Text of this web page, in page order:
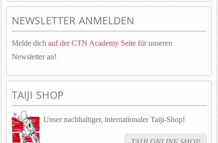
NEWSLETTER ANMELDEN
Melde dich auf der CTN Academy Seite für unseren
Newsletter an!
TAIJI SHOP
Unser nachhaltiger, internationaler Taiji-Shop!